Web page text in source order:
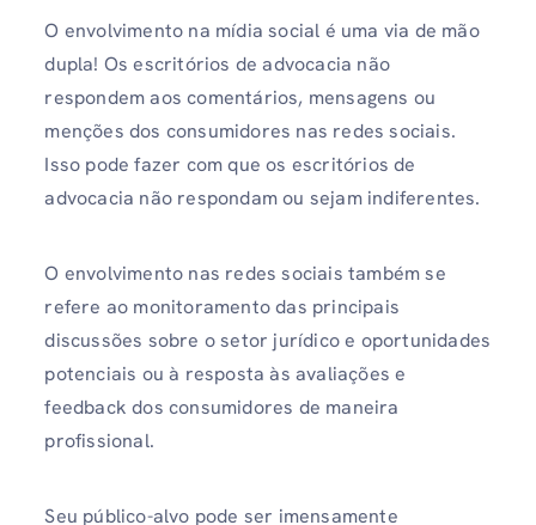
O envolvimento na mídia social é uma via de mão
dupla! Os escritórios de advocacia não
respondem aos comentários, mensagens ou
menções dos consumidores nas redes sociais.
Isso pode fazer com que os escritórios de
advocacia não respondam ou sejam indiferentes.
O envolvimento nas redes sociais também se
refere ao monitoramento das principais
discussões sobre o setor jurídico e oportunidades
potenciais ou à resposta às avaliações e
feedback dos consumidores de maneira
profissional.
Seu público-alvo pode ser imensamente